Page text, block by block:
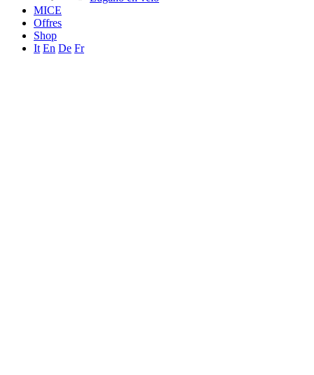
MICE
Offres
Shop
It En De Fr